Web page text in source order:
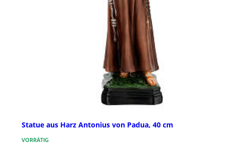
Statue aus Harz Antonius von Padua, 40 cm
VORRÄTIG